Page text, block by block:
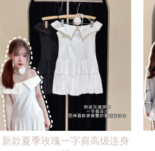
新款夏季玫瑰一字肩高级连身